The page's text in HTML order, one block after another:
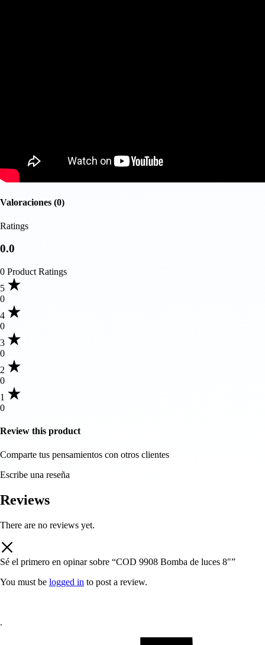
Valoraciones (0)
Ratings
0.0
0 Product Ratings
5
0
4
0
3
0
2
0
1
0
Review this product
Comparte tus pensamientos con otros clientes
Escribe una reseña
Reviews
There are no reviews yet.
Sé el primero en opinar sobre “COD 9908 Bomba de luces 8″”
You must be logged in to post a review.
.